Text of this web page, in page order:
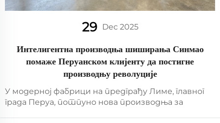
29 Dec 2025
Интелигентна производња шиширања Синмао
помаже Перуанском клијенту да постигне
производњу револуције
У модерној фабрици на предграђу Лиме, главног
града Перуа, потпуно нова производња за